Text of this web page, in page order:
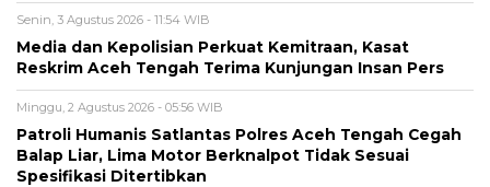
Senin, 3 Agustus 2026 - 11:54 WIB
Media dan Kepolisian Perkuat Kemitraan, Kasat
Reskrim Aceh Tengah Terima Kunjungan Insan Pers
Minggu, 2 Agustus 2026 - 05:56 WIB
Patroli Humanis Satlantas Polres Aceh Tengah Cegah
Balap Liar, Lima Motor Berknalpot Tidak Sesuai
Spesifikasi Ditertibkan